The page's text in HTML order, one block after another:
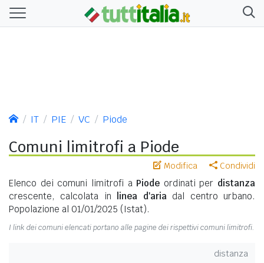
IT PIE VC Piode
Comuni limitrofi a Piode
Modifica Condividi
Elenco dei comuni limitrofi a Piode ordinati per distanza
crescente, calcolata in
linea d'aria dal centro urbano.
Popolazione al 01/01/2025 (Istat).
I link dei comuni elencati portano alle pagine dei rispettivi comuni limitrofi.
distanza